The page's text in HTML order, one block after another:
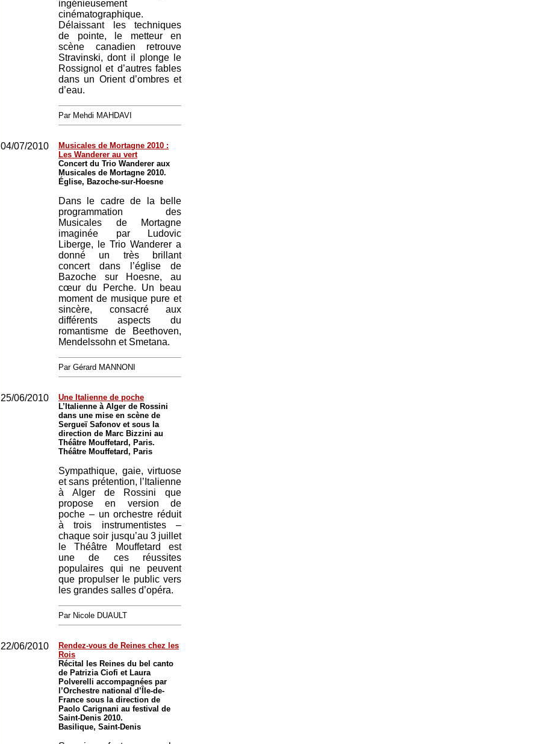
ingénieusement
cinématographique.
Délaissant les techniques
de pointe, le metteur en
scène canadien retrouve
Stravinski, dont il plonge le
Rossignol et d’autres fables
dans un Orient d’ombres et
d’eau.
Par Mehdi MAHDAVI
04/07/2010
Musicales de Mortagne 2010 :
Les Wanderer au vert
Concert du Trio Wanderer aux
Musicales de Mortagne 2010.
Église, Bazoche-sur-Hoesne
Dans le cadre de la belle
programmation des
Musicales de Mortagne
imaginée par Ludovic
Liberge, le Trio Wanderer a
donné un très brillant
concert dans l’église de
Bazoche sur Hoesne, au
cœur du Perche. Un beau
moment de musique pure et
sincère, consacré aux
différents aspects du
romantisme de Beethoven,
Mendelssohn et Smetana.
Par Gérard MANNONI
25/06/2010
Une Italienne de poche
L’Italienne à Alger de Rossini
dans une mise en scène de
Sergueï Safonov et sous la
direction de Marc Bizzini au
Théâtre Mouffetard, Paris.
Théâtre Mouffetard, Paris
Sympathique, gaie, virtuose
et sans prétention, l’Italienne
à Alger de Rossini que
propose en version de
poche – un orchestre réduit
à trois instrumentistes –
chaque soir jusqu’au 3 juillet
le Théâtre Mouffetard est
une de ces réussites
populaires qui ne peuvent
que propulser le public vers
les grandes salles d’opéra.
Par Nicole DUAULT
22/06/2010
Rendez-vous de Reines chez les
Rois
Récital les Reines du bel canto
de Patrizia Ciofi et Laura
Polverelli accompagnées par
l’Orchestre national d’Île-de-
France sous la direction de
Paolo Carignani au festival de
Saint-Denis 2010.
Basilique, Saint-Denis